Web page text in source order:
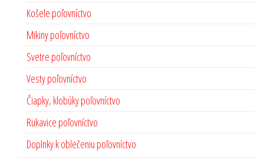
Košele poľovníctvo
Mikiny poľovníctvo
Svetre poľovníctvo
Vesty poľovníctvo
Čiapky, klobúky poľovníctvo
Rukavice poľovníctvo
Doplnky k oblečeniu poľovníctvo